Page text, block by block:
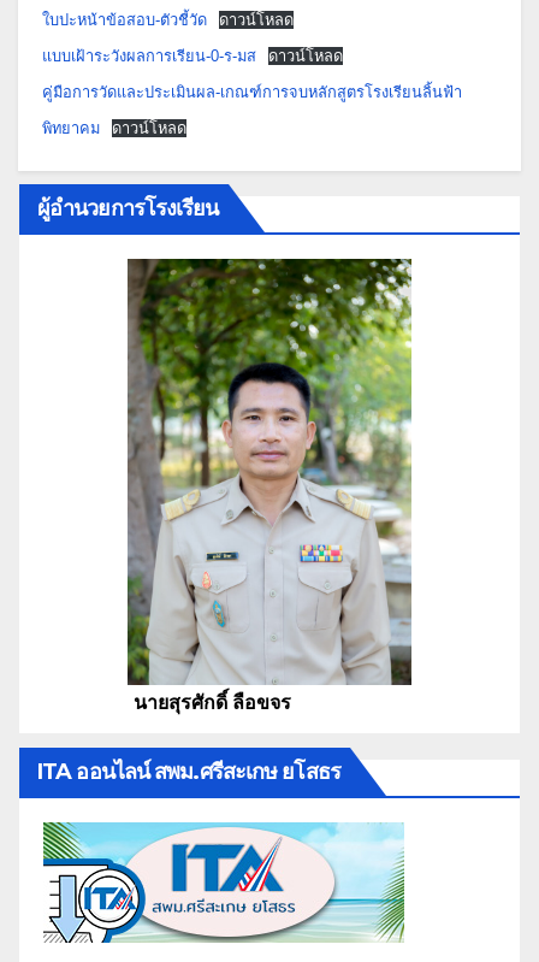
ใบปะหน้าข้อสอบ-ตัวชี้วัด
ดาวน์โหลด
แบบเฝ้าระวังผลการเรียน-0-ร-มส
ดาวน์โหลด
คู่มือการวัดและประเมินผล-เกณฑ์การจบหลักสูตรโรงเรียนลิ้นฟ้า
พิทยาคม
ดาวน์โหลด
ผู้อำนวยการโรงเรียน
นายสุรศักดิ์ ลือขจร
ITA ออนไลน์ สพม.ศรีสะเกษ ยโสธร